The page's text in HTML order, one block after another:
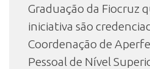
Graduação da Fiocruz
iniciativa são
Coordenação de
Pessoal de Nível